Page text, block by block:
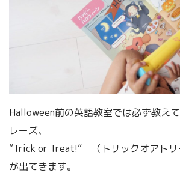
Halloween前の英語教室では必ず教え
レーズ、
”Trick or Treat!” （トリックオアトリ
が出てきます。